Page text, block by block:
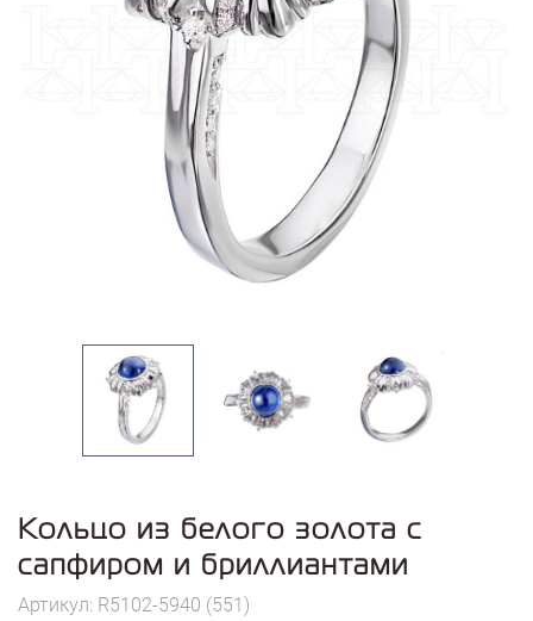
Кольцо из белого золота с
сапфиром и бриллиантами
Артикул: R5102-5940 (551)